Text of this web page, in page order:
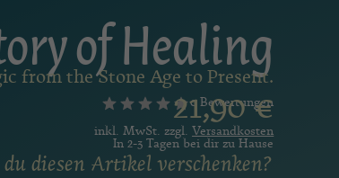
of Healing
from the Stone Age to Present.
0 Bewertungen
21,90€
inkl. MwSt. zzgl. Versandkosten
In 2-3 Tagen bei dir zu Hause
diesen Artikel verschenken?